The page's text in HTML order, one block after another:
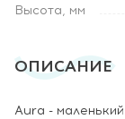
Высота, мм
ОПИСАНИЕ
Aura -